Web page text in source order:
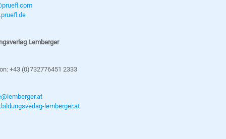
Lemberger
+43 (0)732776451 2333
lemberger.at